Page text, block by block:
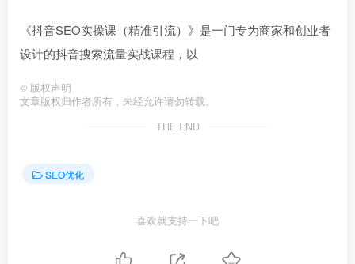
《抖音SEO实操课（精准引流）》是一门专为商家和创业者
设计的抖音搜索流量实战课程，以
© 版权声明
文章版权归作者所有，未经允许请勿转载。
THE END
SEO优化
喜欢就支持一下吧